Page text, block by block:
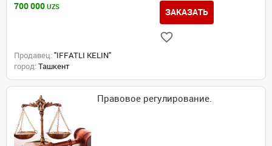
700 000 UZS
ЗАКАЗАТЬ
Продавец: "IFFATLI KELIN"
город: Ташкент
Правовое регулирование.